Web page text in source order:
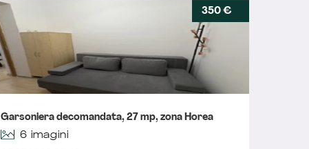
350 €
Garsoniera decomandata, 27 mp, zona Horea
6 imagini